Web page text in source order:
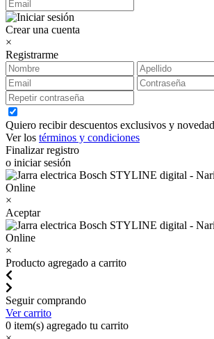
Crear una cuenta
×
Registrarme
Quiero recibir descuentos exclusivos y
Ver los términos y condiciones
Finalizar registro
o iniciar sesión
×
Aceptar
×
Producto agregado a carrito
Seguir comprando
Ver carrito
0 item(s) agregado tu carrito